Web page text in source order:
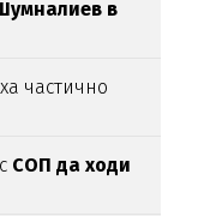
в
частично
СОП да ходи